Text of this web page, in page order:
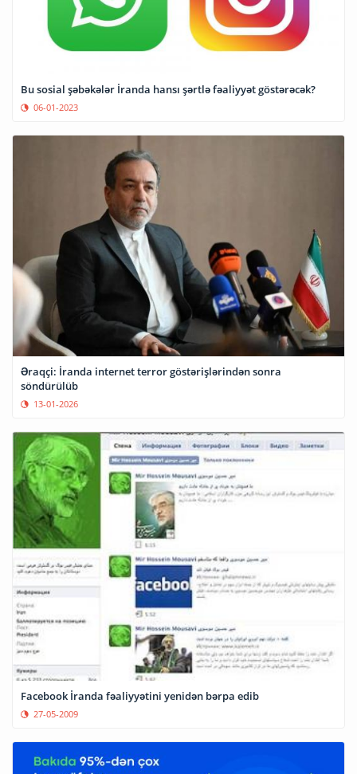
Bu sosial şəbəkələr İranda hansı şərtlə fəaliyyət göstərəcək?
06-01-2023
Əraqçi: İranda internet terror göstərişlərindən sonra
söndürülüb
13-01-2026
Facebook İranda fəaliyyətini yenidən bərpa edib
27-05-2009